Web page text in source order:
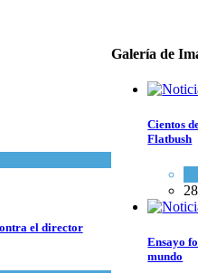
el director
Galería de
Cientos
Flatbush
Ensayo
mundo